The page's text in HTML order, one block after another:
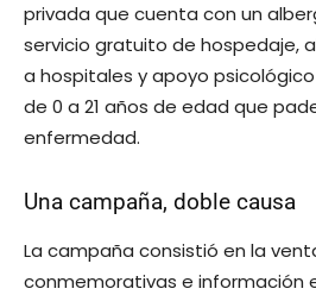
privada que cuenta con un
servicio gratuito de hospedaje,
a hospitales y apoyo
de 0 a 21 años de edad que
enfermedad.
Una campaña, doble causa
La campaña consistió en la
conmemorativas e información